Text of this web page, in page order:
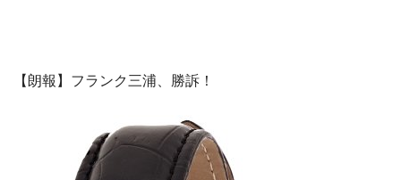
【朗報】フランク三浦、勝訴！